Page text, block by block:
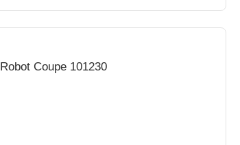
Schneidescheiben Wandhalterung - Edelstahl - Robot Coupe 101230